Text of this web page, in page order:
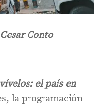
Conto
el país en
la programación